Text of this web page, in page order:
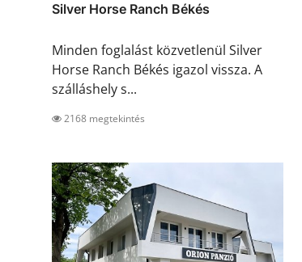
Silver Horse Ranch Békés
Minden foglalást közvetlenül Silver
Horse Ranch Békés igazol vissza. A
szálláshely s...
2168 megtekintés